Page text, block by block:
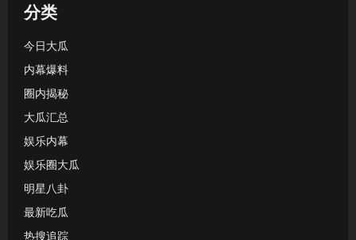
分类
今日大瓜
内幕爆料
圈内揭秘
大瓜汇总
娱乐内幕
娱乐圈大瓜
明星八卦
最新吃瓜
热搜追踪